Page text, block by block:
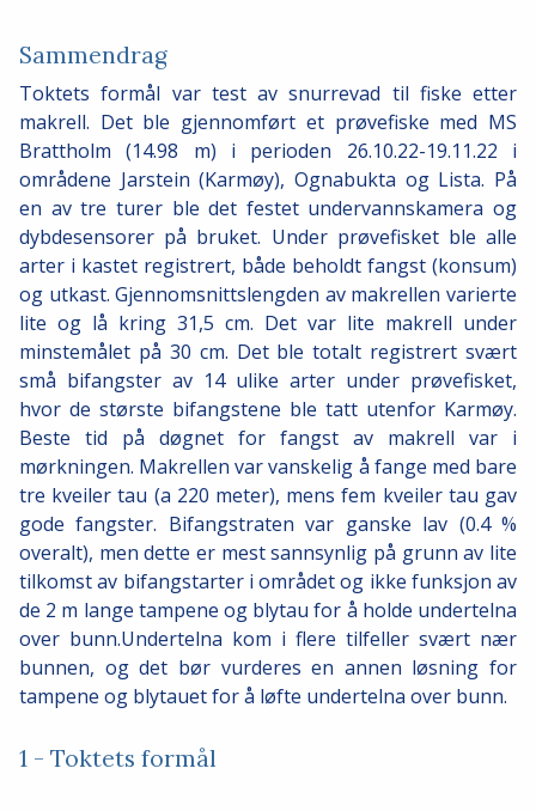
Sammendrag
Toktets formål var test av snurrevad til fiske etter
makrell. Det ble gjennomført et prøvefiske med MS
Brattholm (14.98 m) i perioden 26.10.22-19.11.22 i
områdene Jarstein (Karmøy), Ognabukta og Lista. På
en av tre turer ble det festet undervannskamera og
dybdesensorer på bruket. Under prøvefisket ble alle
arter i kastet registrert, både beholdt fangst (konsum)
og utkast. Gjennomsnittslengden av makrellen varierte
lite og lå kring 31,5 cm. Det var lite makrell under
minstemålet på 30 cm. Det ble totalt registrert svært
små bifangster av 14 ulike arter under prøvefisket,
hvor de største bifangstene ble tatt utenfor Karmøy.
Beste tid på døgnet for fangst av makrell var i
mørkningen. Makrellen var vanskelig å fange med bare
tre kveiler tau (a 220 meter), mens fem kveiler tau gav
gode fangster. Bifangstraten var ganske lav (0.4 %
overalt), men dette er mest sannsynlig på grunn av lite
tilkomst av bifangstarter i området og ikke funksjon av
de 2 m lange tampene og blytau for å holde undertelna
over bunn.Undertelna kom i flere tilfeller svært nær
bunnen, og det bør vurderes en annen løsning for
tampene og blytauet for å løfte undertelna over bunn.
1 - Toktets formål